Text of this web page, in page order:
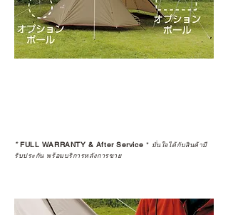
*FULL WARRANTY & After Service * มั่นใจได้กับสินค้ามี
รับประกัน พร้อมบริการหลังการขาย